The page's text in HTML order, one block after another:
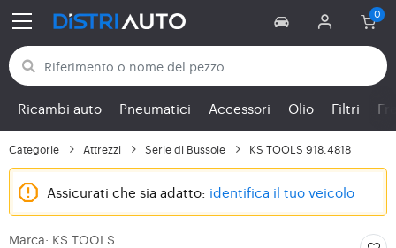
Torna alle categorie
Ricambi auto Pneumatici Accessori Olio Filtri
Categorie Attrezzi Serie di Bussole KS TOOLS 918.4818
Assicurati che sia adatto: identifica il tuo veicolo
Marca: KS TOOLS